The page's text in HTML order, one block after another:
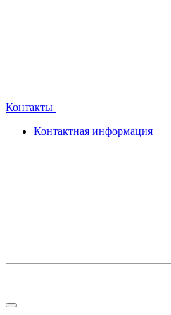
Контакты
Контактная информация